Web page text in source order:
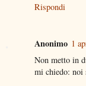
Rispondi
Anonimo 1
Non metto in
mi chiedo: noi